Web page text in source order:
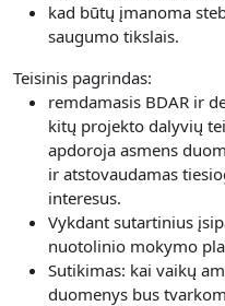
kad būtų įmanoma
saugumo tikslais.
Teisinis pagrindas:
remdamasis BDAR ir
kitų projekto dalyvių
apdoroja asmens
ir atstovaudamas
interesus.
Vykdant sutartinius
nuotolinio mokymo
Sutikimas: kai vaikų
duomenys bus